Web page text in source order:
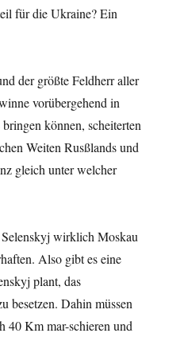
für die Ukraine? Ein
der größte Feldherr aller
vorübergehend in
können, scheiterten
Weiten Rusßlands und
gleich unter welcher
wirklich Moskau
Also gibt es eine
plant, das
besetzen. Dahin müssen
40 Km mar-schieren und